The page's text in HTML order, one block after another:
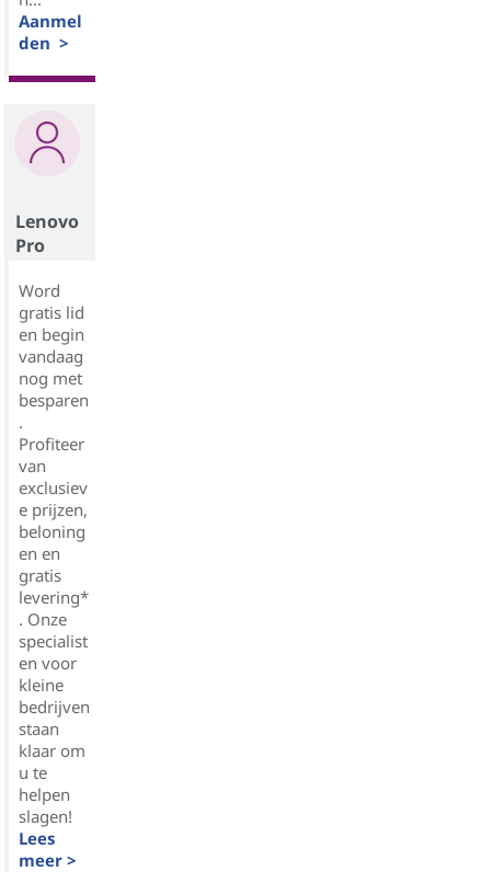
Aanmel
den >
Lenovo
Pro
Word
gratis lid
en begin
vandaag
nog met
besparen
.
Profiteer
van
exclusiev
e prijzen,
beloning
en en
gratis
levering*
. Onze
specialist
en voor
kleine
bedrijven
staan
klaar om
u te
helpen
slagen!
Lees
meer >